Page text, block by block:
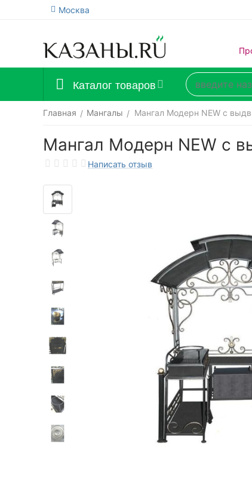
Москва
Каталог товаров
Главная / Мангалы / Мангал Модерн NEW с
Мангал Модерн NEW с
Написать отзыв